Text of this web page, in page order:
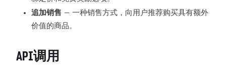
追加销售 — 一种销售方式，向用户推荐购买具有额外
价值的商品。
API调用